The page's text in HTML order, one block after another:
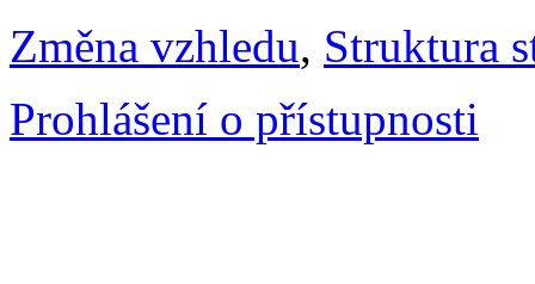
Změna vzhledu, Struktura
Prohlášení o přístupnosti